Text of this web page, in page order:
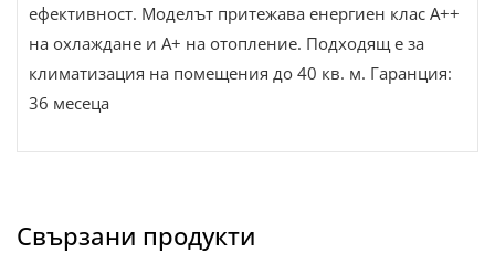
ефективност. Моделът притежава енергиен клас A++
на охлаждане и A+ на отопление. Подходящ е за
климатизация на помещения до 40 кв. м. Гаранция:
36 месеца
Свързани продукти